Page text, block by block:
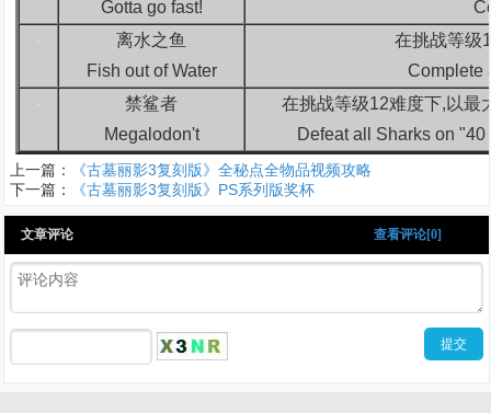
Gotta go fast!
离水之鱼
Fish out of Water
在挑战等级
Complete
禁鲨者
Megalodon't
在挑战等级12难度下,以最
Defeat all Sharks on
上一篇：
《古墓丽影3复刻版》全秘点全物品视频攻略
下一篇：
《古墓丽影3复刻版》PS系列版奖杯
查看评论[0]
文章评论